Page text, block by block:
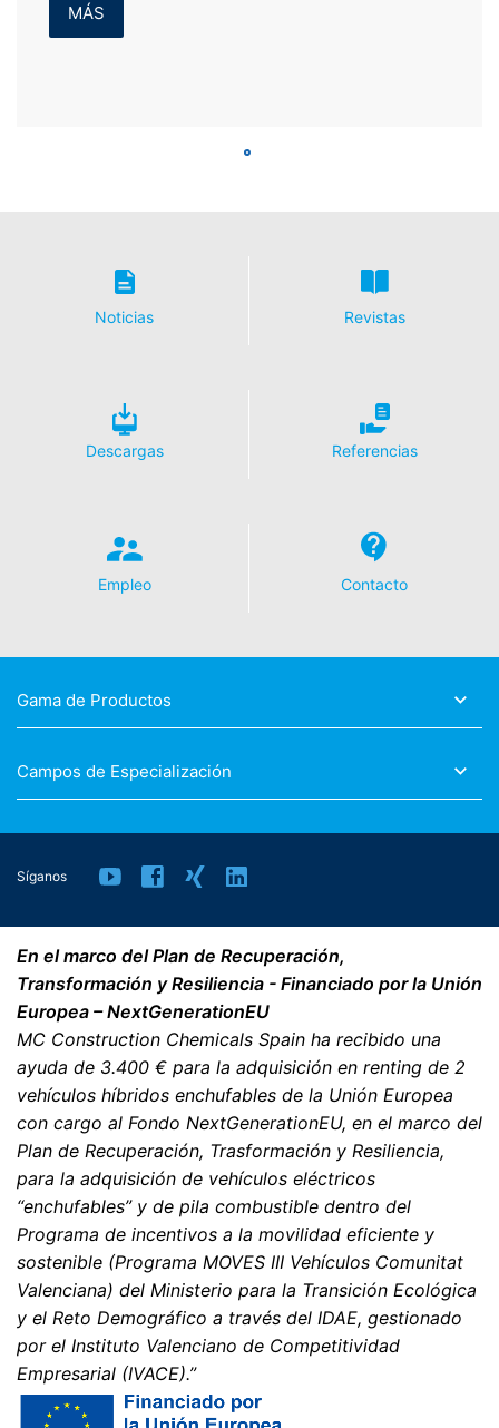
MÁS
Noticias Revistas
Descargas Referencias
Empleo Contacto
Gama de Productos
Campos de Especialización
Síganos
En el marco del Plan de Recuperación,
Transformación y Resiliencia - Financiado por la Unión
Europea – NextGenerationEU
MC Construction Chemicals Spain ha recibido una
ayuda de 3.400 € para la adquisición en renting de 2
vehículos híbridos enchufables de la Unión Europea
con cargo al Fondo NextGenerationEU, en el marco del
Plan de Recuperación, Trasformación y Resiliencia,
para la adquisición de vehículos eléctricos
“enchufables” y de pila combustible dentro del
Programa de incentivos a la movilidad eficiente y
sostenible (Programa MOVES III Vehículos Comunitat
Valenciana) del Ministerio para la Transición Ecológica
y el Reto Demográfico a través del IDAE, gestionado
por el Instituto Valenciano de Competitividad
Empresarial (IVACE).”